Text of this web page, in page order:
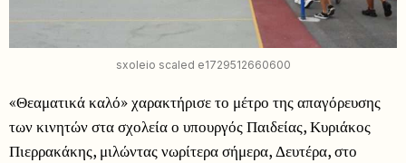
sxoleio scaled e1729512660600
«Θεαματικά καλό» χαρακτήρισε το μέτρο της απαγόρευσης
των κινητών στα σχολεία ο υπουργός Παιδείας, Κυριάκος
Πιερρακάκης, μιλώντας νωρίτερα σήμερα, Δευτέρα, στο